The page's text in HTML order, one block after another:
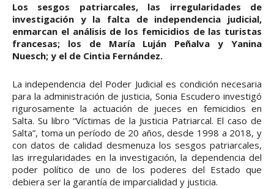
Los sesgos patriarcales, las irregularidades de
investigación y la falta de independencia judicial,
enmarcan el análisis de los femicidios de las turistas
francesas; los de María Luján Peñalva y Yanina
Nuesch; y el de Cintia Fernández.
La independencia del Poder Judicial es condición necesaria
para la administración de justicia, Sonia Escudero investigó
rigurosamente la actuación de jueces en femicidios en
Salta. Su libro “Víctimas de la Justicia Patriarcal. El caso de
Salta”, toma un período de 20 años, desde 1998 a 2018, y
con datos de calidad desmenuza los sesgos patriarcales,
las irregularidades en la investigación, la dependencia del
poder político de uno de los poderes del Estado que
debiera ser la garantía de imparcialidad y justicia.